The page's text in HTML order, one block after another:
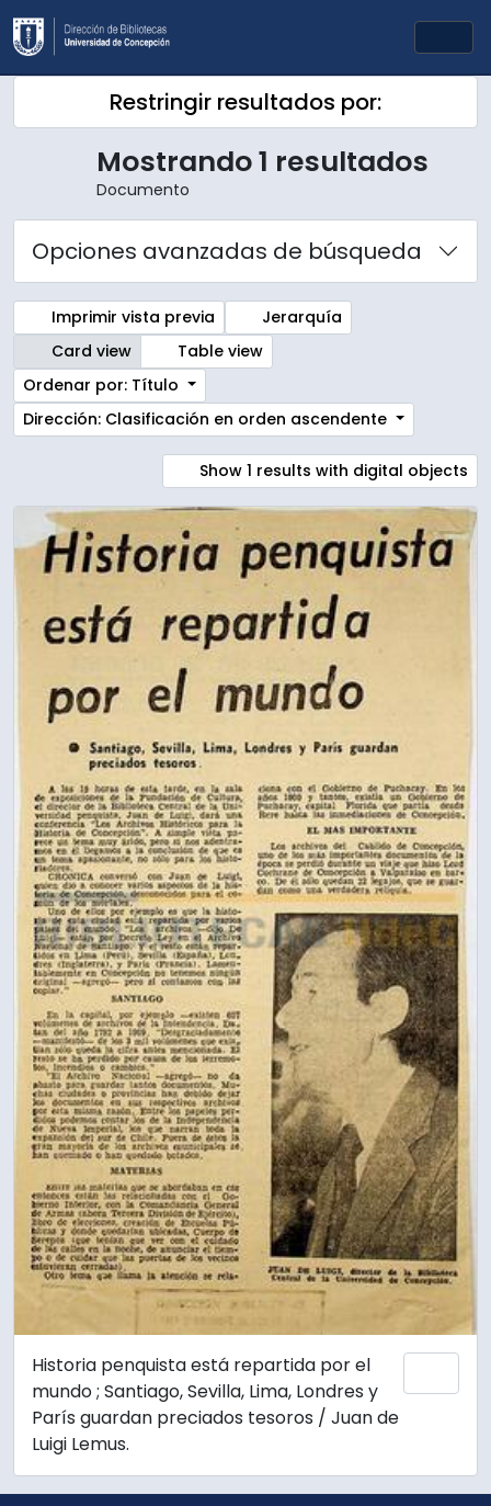
Skip to main content
Restringir resultados por:
Mostrando 1 resultados
Documento
Opciones avanzadas de búsqueda
Imprimir vista previa
Jerarquía
Card view
Table view
Ordenar por: Título
Dirección: Clasificación en orden ascendente
Show 1 results with digital objects
Historia penquista está repartida por el
mundo ; Santiago, Sevilla, Lima, Londres y
París guardan preciados tesoros / Juan de
Luigi Lemus.